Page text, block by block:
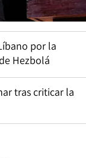
por la
Hezbolá
tras criticar la